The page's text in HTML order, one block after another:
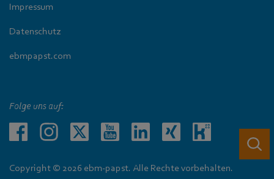
Impressum
Datenschutz
ebmpapst.com
Folge uns auf:
Copyright © 2026 ebm-papst. Alle Rechte vorbehalten.